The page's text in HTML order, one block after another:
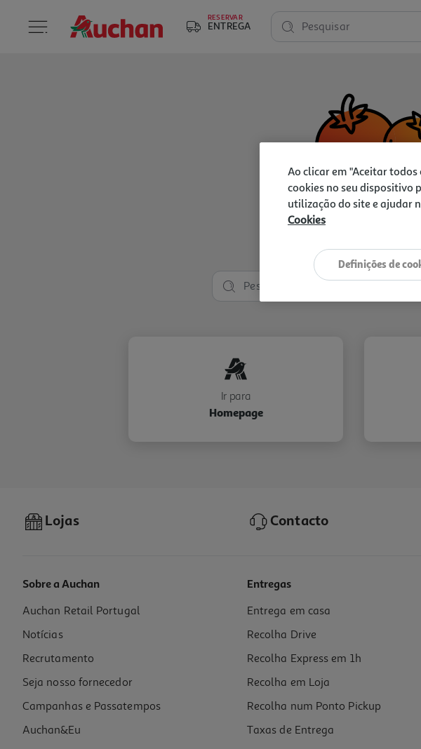
RESERVAR
ENTREGA Pesquisar
Ir para
Homepage
Lojas Contacto
Sobre a Auchan
Auchan Retail Portugal
Notícias
Recrutamento
Seja nosso fornecedor
Campanhas e Passatempos
Auchan&Eu
Entregas
Entrega em casa
Recolha Drive
Recolha Express em 1h
Recolha em Loja
Recolha num Ponto Pickup
Taxas de Entrega
Ao clicar em "Aceitar
cookies no seu dispositivo
utilização do site e ajudar
Cookies
Definições de